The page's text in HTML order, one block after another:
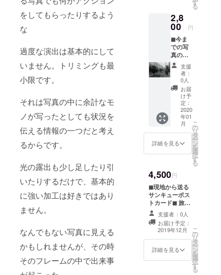
をしてもらったりするよう
な
過度な演出は基本的にして
いません。トリミングも最
小限です。
それは写真の中に余計なモ
ノが写ったとしても状況を
伝える情報の一つだと考え
るからです。
光の露出も少し足したり引
いたりするだけで、基本的
に強い加工は好きではあり
ません。
なんでもない写真に見える
かもしれませんが、その時
そのフレームの中で出来事
けま
す。以
下の写
真は例
です。
変更に
なる場
合もあ
ります
のでご
了承く
ださ
い。帰
国後に
サン
キュー
カード
す。ま
グにて
発送の
報告を
させて
いただ
きま
す。
す
る
2,8
00 円
◼︎今ま
での写
真のポ
スト
カード
３枚
セット
B.海外
＋サン
キュー
カード
◼︎ A.風
景また
はB.海
外から
選んで
けま
す。以
下の写
真は例
です。
変更に
なる場
合もあ
ります
了承く
ださ
支援
者：
0人
お届
け予
定：
2020
年01
月
詳細を見る
こ
の
リ
タ
ー
ン
を
選
択
す
る
4,500円
◼︎現地から送る
サンキューポス
トカード◼︎ 旅行
中にどこかの国
からメッセージ
入りポストカー
ドを送らせてい
ただきます。郵
送状況によって
支援者：0人
お届け予定：
2019年12月
詳細を見る
こ
の
リ
タ
ー
ン
を
選
択
す
る